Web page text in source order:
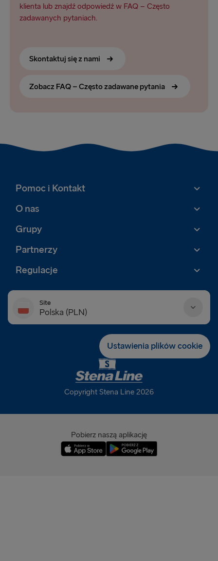
klienta lub znajdź odpowiedź w FAQ – Często
zadawanych pytaniach.
Skontaktuj się z nami
Zobacz FAQ – Często zadawane pytania
Pomoc i Kontakt
O nas
Grupy
Partnerzy
Regulacje
Site
Polska (PLN)
France (EUR)
International (EUR)
Ustawienia plików cookie
Copyright Stena Line 2026
Pobierz naszą aplikację